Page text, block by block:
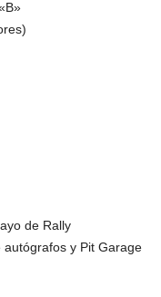
de Rally
autógrafos y Pit Garage